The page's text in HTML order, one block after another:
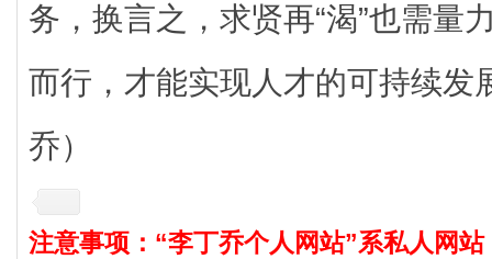
务，换言之，求贤再“渴”也需量
而行，才能实现人才的可持续发
乔）
注意事项：“李丁乔个人网站”系私人网